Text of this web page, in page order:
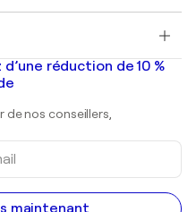
réduction de 10 %
nos conseillers,
maintenant